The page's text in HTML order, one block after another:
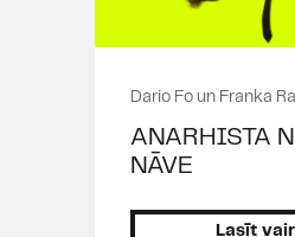
Dario Fo un Franka
ANARHISTA
NĀVE
Lasīt